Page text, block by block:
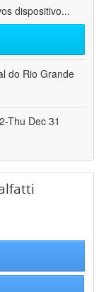
dispositivo...
do Rio Grande
Thu Dec 31